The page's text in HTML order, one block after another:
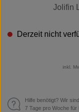
Jolifin
Derzeit nicht
inkl.
Hilfe benötigt? Wir sind
7 Tage pro Woche für